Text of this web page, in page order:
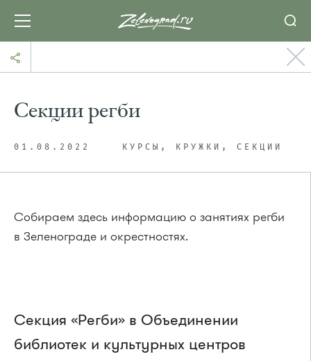
Секции регби
01.08.2022 КУРСЫ, КРУЖКИ, СЕКЦИИ
Собираем здесь информацию о занятиях регби
в Зеленограде и окрестностях.
Секция «Регби» в Объединении
библиотек и культурных центров